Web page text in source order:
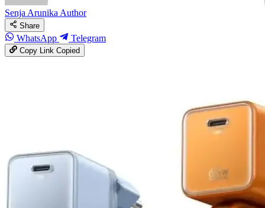
Senja ArunikaAuthor
Share
WhatsApp Telegram
Copy LinkCopied